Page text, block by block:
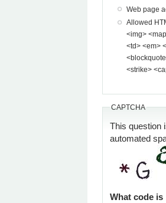
Web page
Allowed HTML tags: <a> <p> <span> <div>
<img> <map> <area> <hr> <br>
<td> <em> <b> <u> <i>
<blockquote> <pre>
<strike>
CAPTCHA
This question
automated
What code